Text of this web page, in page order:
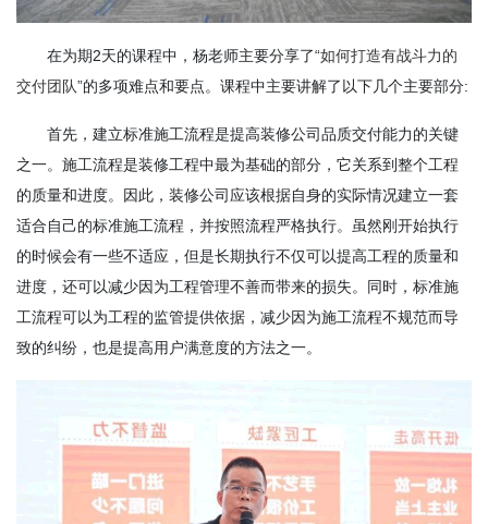
在为期2天的课程中，杨老师主要分享了“如何打造有战斗力的
交付团队”的多项难点和要点。课程中主要讲解了以下几个主要部分:
首先，建立标准施工流程是提高装修公司品质交付能力的关键
之一。施工流程是装修工程中最为基础的部分，它关系到整个工程
的质量和进度。因此，装修公司应该根据自身的实际情况建立一套
适合自己的标准施工流程，并按照流程严格执行。虽然刚开始执行
的时候会有一些不适应，但是长期执行不仅可以提高工程的质量和
进度，还可以减少因为工程管理不善而带来的损失。同时，标准施
工流程可以为工程的监管提供依据，减少因为施工流程不规范而导
致的纠纷，也是提高用户满意度的方法之一。